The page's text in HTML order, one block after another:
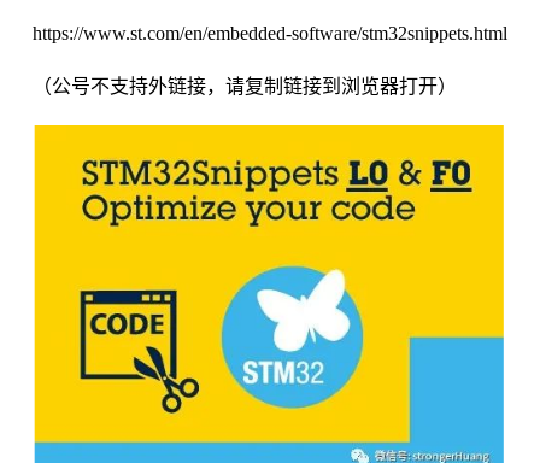
https://www.st.com/en/embedded-software/stm32snippets.html
（公号不支持外链接，请复制链接到浏览器打开）